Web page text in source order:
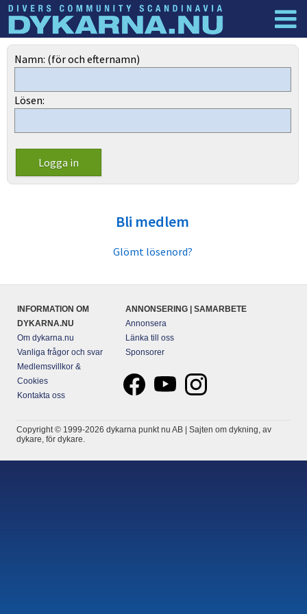
Dyknyheter
Namn: (för och efternamn)
Lösen:
Bli medlem
Glömt lösenord?
INFORMATION OM
DYKARNA.NU
Om dykarna.nu
Vanliga frågor och svar
Medlemsvillkor &
Cookies
Kontakta oss
ANNONSERING | SAMARBETE
Annonsera
Länka till oss
Sponsorer
Copyright © 1999-2026 dykarna punkt nu AB | Sajten om dykning, av
dykare, för dykare.